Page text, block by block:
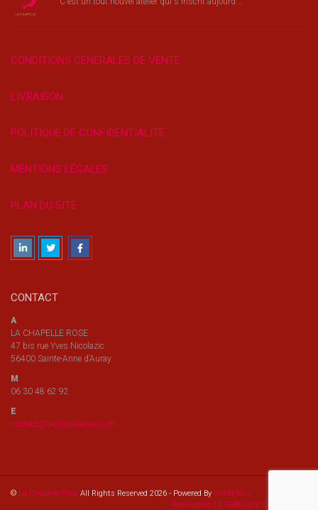
CONDITIONS GÉNÉRALES DE VENTE
LIVRAISON
POLITIQUE DE CONFIDENTIALITÉ
MENTIONS LÉGALES
PLAN DU SITE
CONTACT
A
LA CHAPELLE ROSE
47 bis rue Yves Nicolazic
56400 Sainte-Anne d’Auray
M
06 30 48 62 92
E
contact@lachapellerose.com
© La Chapelle Rose All Rights Reserved 2026 - Powered By WordPress
Réalisation LA FABRIQUE DES IMAGES